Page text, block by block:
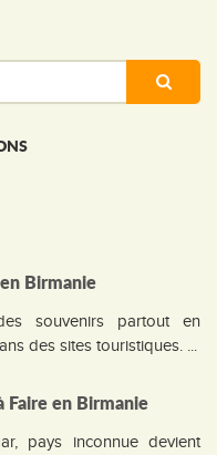
Birmanie
souvenirs partout en
des sites touristiques. ...
Faire en Birmanie
pays inconnue devient